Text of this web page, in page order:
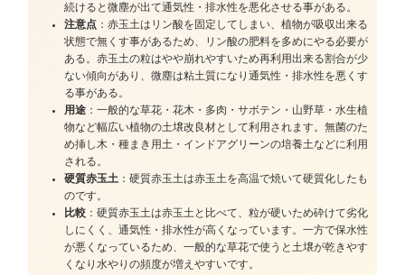
続けると微塵が出て通気性・排水性を悪化させる事がある。
注意点 ：赤玉土はリン酸を固定してしまい、植物が吸収出来る
状態で無くす事があるため、リン酸の肥料を多めにやる必要が
ある。赤玉土の粒はやや崩れやすいため再利用出来る割合が少
ない傾向があり、微塵は粘土質になり通気性・排水性を悪くす
る事がある。
用途 ：一般的な草花・花木・多肉・サボテン・山野草・水生植
物など幅広い植物の土壌改良材として利用されます。無菌のた
め挿し木・種まき用土・インドアグリーンの培養土などに利用
される。
硬質赤玉土 ：硬質赤玉土は赤玉土を高温で焼いて硬質化したも
のです。
比較 ：硬質赤玉土は赤玉土と比べて、粒が硬いため砕けて劣化
しにくく、通気性・排水性が高くなっています。一方で保水性
が悪くなっているため、一般的な草花で使うと土壌が乾きやす
くなり水やりの頻度が増えやすいです。